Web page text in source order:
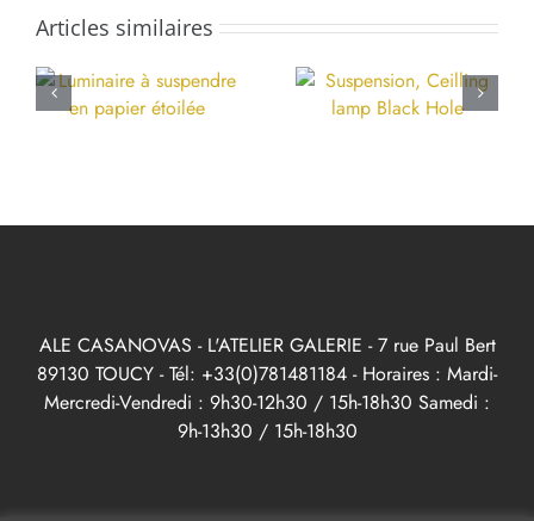
Articles similaires
ALE CASANOVAS - L'ATELIER GALERIE - 7 rue Paul Bert
89130 TOUCY - Tél: +33(0)781481184 - Horaires : Mardi-
Mercredi-Vendredi : 9h30-12h30 / 15h-18h30 Samedi :
9h-13h30 / 15h-18h30